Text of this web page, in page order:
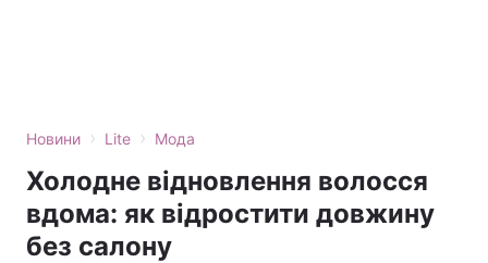
Новини › Lite › Мода
Холодне відновлення волосся
вдома: як відростити довжину
без салону